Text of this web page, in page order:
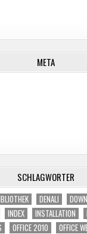
META
SCHLAGWÖRTER
DENALI
INDEX INSTALLATION
OFFICE 2010 OFFICE